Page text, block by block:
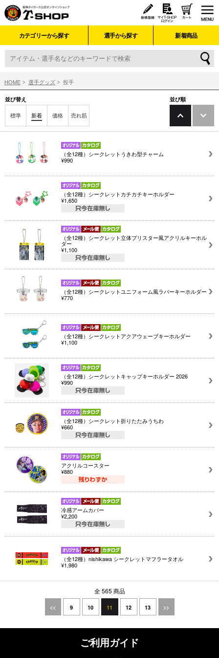
カテゴリーから探す 選手から探す 新着商品
HOME 選手グッズ 投手
並び替え
標準 新着 価格 売れ筋
並び順
（全12種）シークレットうきわ型チャーム
¥990
（全12種）シークレットカチカチキーホルダー
¥1,650
（全12種）シークレット立体ブリスター風アクリルキーホル
ダー
¥1,100
（全12種）シークレットユニフォーム風ラバーキーホルダー
¥770
（全12種）シークレットアクアウェーブキーホルダー
¥1,100
（全12種）シークレットキャップキーホルダー 2026
¥990
（全12種）シークレット折りたたみうちわ
¥660
アクリルコースター
¥880
冷感アームカバー
¥2,200
（全12種）nishikawa シークレットマフラータオル
¥1,980
全 565 商品
<< 9 10 11 12 13 >>
ご利用ガイド